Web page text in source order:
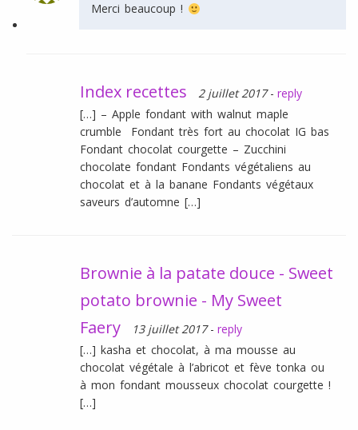
Merci beaucoup !
Index recettes 2 juillet 2017 - reply
[…] – Apple fondant with walnut maple
crumble Fondant très fort au chocolat IG bas
Fondant chocolat courgette – Zucchini
chocolate fondant Fondants végétaliens au
chocolat et à la banane Fondants végétaux
saveurs d’automne […]
Brownie à la patate douce - Sweet
potato brownie - My Sweet
Faery
13 juillet 2017 - reply
[…] kasha et chocolat, à ma mousse au
chocolat végétale à l’abricot et fève tonka ou
à mon fondant mousseux chocolat courgette !
[…]